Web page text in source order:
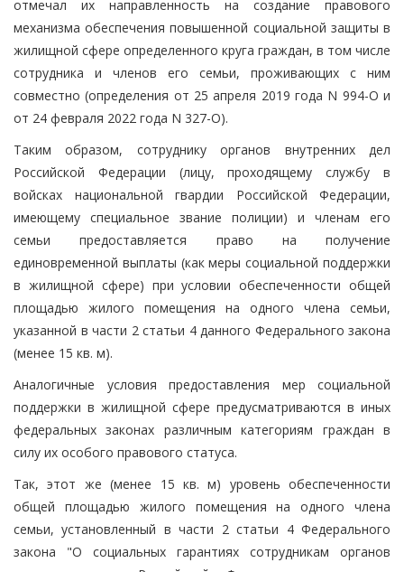
отмечал их направленность на создание правового
механизма обеспечения повышенной социальной защиты в
жилищной сфере определенного круга граждан, в том числе
сотрудника и членов его семьи, проживающих с ним
совместно (определения от 25 апреля 2019 года N 994-О и
от 24 февраля 2022 года N 327-О).
Таким образом, сотруднику органов внутренних дел
Российской Федерации (лицу, проходящему службу в
войсках национальной гвардии Российской Федерации,
имеющему специальное звание полиции) и членам его
семьи предоставляется право на получение
единовременной выплаты (как меры социальной поддержки
в жилищной сфере) при условии обеспеченности общей
площадью жилого помещения на одного члена семьи,
указанной в части 2 статьи 4 данного Федерального закона
(менее 15 кв. м).
Аналогичные условия предоставления мер социальной
поддержки в жилищной сфере предусматриваются в иных
федеральных законах различным категориям граждан в
силу их особого правового статуса.
Так, этот же (менее 15 кв. м) уровень обеспеченности
общей площадью жилого помещения на одного члена
семьи, установленный в части 2 статьи 4 Федерального
закона "О социальных гарантиях сотрудникам органов